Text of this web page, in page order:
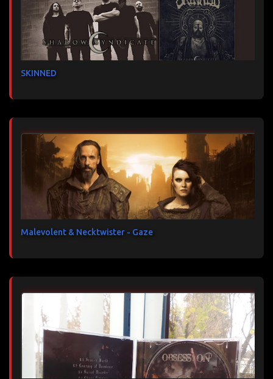
SKINNED
Malevolent & Necktwister - Gaze